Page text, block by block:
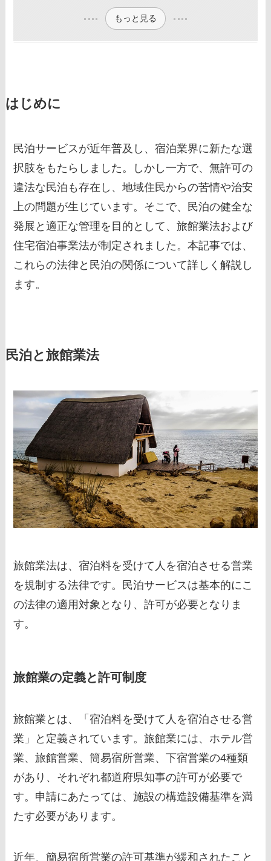
もっと見る
はじめに
民泊サービスが近年普及し、宿泊業界に新たな選
択肢をもたらしました。しかし一方で、無許可の
違法な民泊も存在し、地域住民からの苦情や治安
上の問題が生じています。そこで、民泊の健全な
発展と適正な管理を目的として、旅館業法および
住宅宿泊事業法が制定されました。本記事では、
これらの法律と民泊の関係について詳しく解説し
ます。
民泊と旅館業法
旅館業法は、宿泊料を受けて人を宿泊させる営業
を規制する法律です。民泊サービスは基本的にこ
の法律の適用対象となり、許可が必要となりま
す。
旅館業の定義と許可制度
旅館業とは、「宿泊料を受けて人を宿泊させる営
業」と定義されています。旅館業には、ホテル営
業、旅館営業、簡易宿所営業、下宿営業の4種類
があり、それぞれ都道府県知事の許可が必要で
す。申請にあたっては、施設の構造設備基準を満
たす必要があります。
近年、簡易宿所営業の許可基準が緩和されたこと